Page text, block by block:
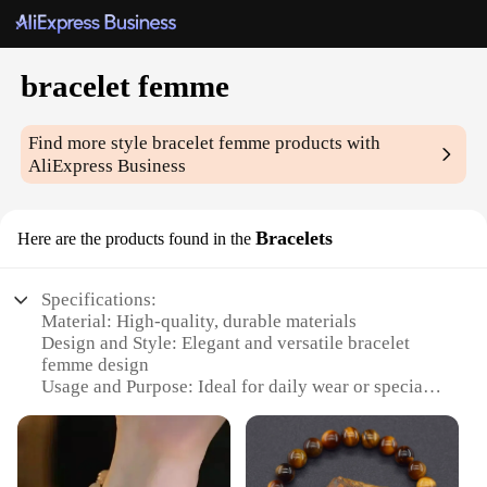
bracelet femme
Find more stylebracelet femme products with
AliExpress Business
Here are the products found in the Bracelets
Specifications:
Material: High-quality, durable materials
Design and Style: Elegant and versatile bracelet
femme design
Usage and Purpose: Ideal for daily wear or special
Type and Category: Fashionable accessory for
Performance and Property: Resilient and